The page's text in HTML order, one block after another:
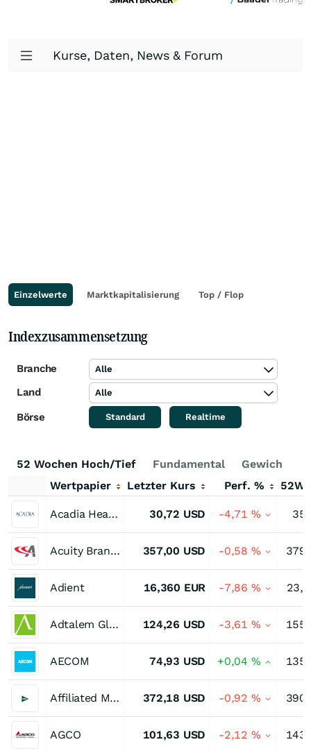
Kurse, Daten, News & Forum
Einzelwerte Marktkapitalisierung Top / Flop
Indexzusammensetzung
Branche Alle
Land Alle
Börse Standard Realtime
52 Wochen Hoch/Tief Fundamental
Gewichtung
Wertpapier
Letzter Kurs Perf. %
Acadia Healthcare 30,72 USD -4,71 %
Acuity Brands 357,00 USD -0,58 %
Adient 16,360 EUR -7,86 %
Adtalem Global Education 124,26 USD -3,61 %
AECOM 74,93 USD +0,04 %
Affiliated Managers Group 372,18 USD -0,92 %
AGCO 101,63 USD -2,12 %